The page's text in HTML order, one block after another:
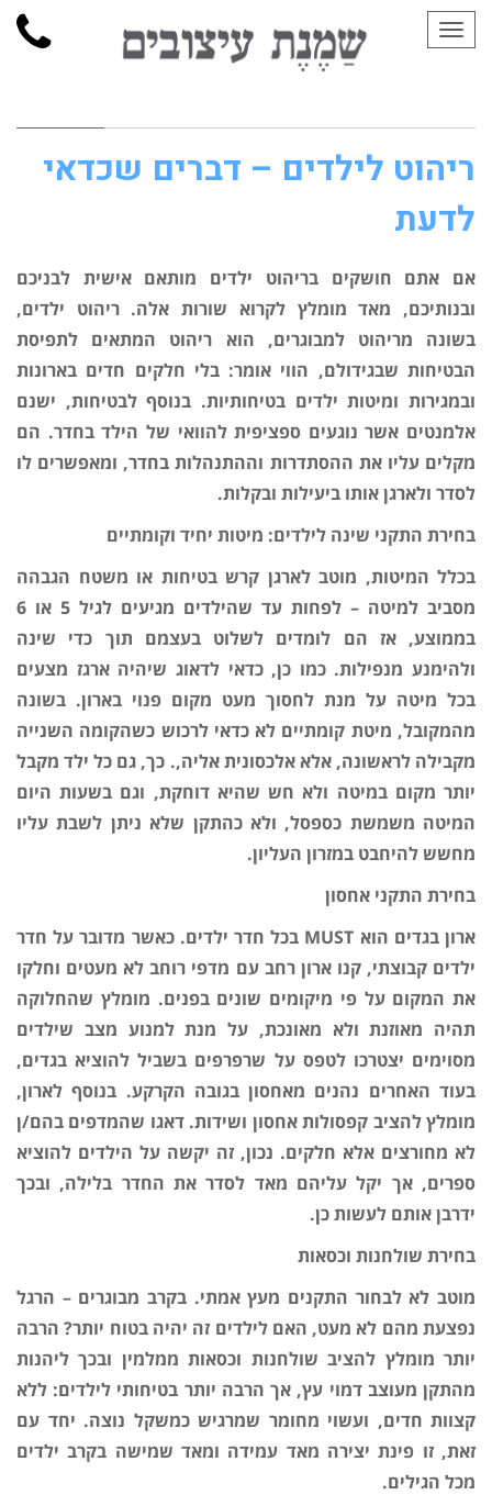
תפריט
ריהוט לילדים – דברים שכדאי
לדעת
אם אתם חושקים בריהוט ילדים מותאם אישית לבניכם
ובנותיכם, מאד מומלץ לקרוא שורות אלה. ריהוט ילדים,
בשונה מריהוט למבוגרים, הוא ריהוט המתאים לתפיסת
הבטיחות שבגידולם, הווי אומר: בלי חלקים חדים בארונות
ובמגירות ומיטות ילדים בטיחותיות. בנוסף לבטיחות, ישנם
אלמנטים אשר נוגעים ספציפית להוואי של הילד בחדר. הם
מקלים עליו את ההסתדרות וההתנהלות בחדר, ומאפשרים לו
לסדר ולארגן אותו ביעילות ובקלות.
בחירת התקני שינה לילדים: מיטות יחיד וקומתיים
בכלל המיטות, מוטב לארגן קרש בטיחות או משטח הגבהה
מסביב למיטה – לפחות עד שהילדים מגיעים לגיל 5 או 6
בממוצע, אז הם לומדים לשלוט בעצמם תוך כדי שינה
ולהימנע מנפילות. כמו כן, כדאי לדאוג שיהיה ארגז מצעים
בכל מיטה על מנת לחסוך מעט מקום פנוי בארון. בשונה
מהמקובל, מיטת קומתיים לא כדאי לרכוש כשהקומה השנייה
מקבילה לראשונה, אלא אלכסונית אליה,. כך, גם כל ילד מקבל
יותר מקום במיטה ולא חש שהיא דוחקת, וגם בשעות היום
המיטה משמשת כספסל, ולא כהתקן שלא ניתן לשבת עליו
מחשש להיחבט במזרון העליון.
בחירת התקני אחסון
ארון בגדים הוא MUST בכל חדר ילדים. כאשר מדובר על חדר
ילדים קבוצתי, קנו ארון רחב עם מדפי רוחב לא מעטים וחלקו
את המקום על פי מיקומים שונים בפנים. מומלץ שהחלוקה
תהיה מאוזנת ולא מאונכת, על מנת למנוע מצב שילדים
מסוימים יצטרכו לטפס על שרפרפים בשביל להוציא בגדים,
בעוד האחרים נהנים מאחסון בגובה הקרקע. בנוסף לארון,
מומלץ להציב קפסולות אחסון ושידות. דאגו שהמדפים בהם/ן
לא מחורצים אלא חלקים. נכון, זה יקשה על הילדים להוציא
ספרים, אך יקל עליהם מאד לסדר את החדר בלילה, ובכך
ידרבן אותם לעשות כן.
בחירת שולחנות וכסאות
מוטב לא לבחור התקנים מעץ אמתי. בקרב מבוגרים – הרגל
נפצעת מהם לא מעט, האם לילדים זה יהיה בטוח יותר? הרבה
יותר מומלץ להציב שולחנות וכסאות ממלמין ובכך ליהנות
מהתקן מעוצב דמוי עץ, אך הרבה יותר בטיחותי לילדים: ללא
קצוות חדים, ועשוי מחומר שמרגיש כמשקל נוצה. יחד עם
זאת, זו פינת יצירה מאד עמידה ומאד שמישה בקרב ילדים
מכל הגילים.